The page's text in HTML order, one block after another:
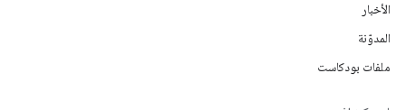
الأخبار
المدوّنة
ملفات بودكاست